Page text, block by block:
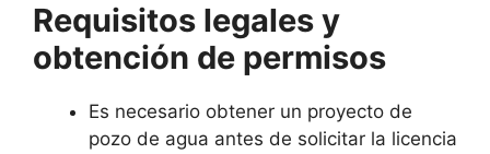
Requisitos legales y
obtención de permisos
Es necesario obtener un proyecto de
pozo de agua antes de solicitar la licencia